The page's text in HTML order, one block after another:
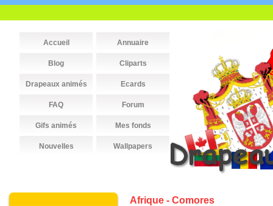
Accueil Annuaire
Blog Cliparts
Drapeaux animés Ecards
FAQ Forum
Gifs animés Mes fonds
Nouvelles Wallpapers
Afrique - Comores